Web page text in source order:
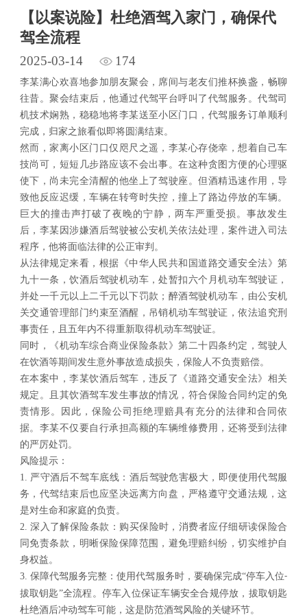
【以案说险】杜绝酒驾入家门，确保代
驾全流程
2025-03-14 174
李某满心欢喜地参加朋友聚会，席间与老友们推杯换盏，畅聊
往昔。聚会结束后，他通过代驾平台呼叫了代驾服务。代驾司
机技术娴熟，稳稳地将李某送至小区门口，代驾服务订单顺利
完成，归家之旅看似即将圆满结束。
然而，家离小区门口仅咫尺之遥，李某心存侥幸，想着自己车
技尚可，短短几步路应该不会出事。在这种贪图方便的心理驱
使下，尚未完全清醒的他坐上了驾驶座。但酒精迅速作用，导
致他反应迟缓，车辆在转弯时失控，撞上了路边停放的车辆。
巨大的撞击声打破了夜晚的宁静，两车严重受损。事故发生
后，李某因涉嫌酒后驾驶被公安机关依法处理，案件进入司法
程序，他将面临法律的公正审判。
从法律规定来看，根据《中华人民共和国道路交通安全法》第
九十一条，饮酒后驾驶机动车，处暂扣六个月机动车驾驶证，
并处一千元以上二千元以下罚款；醉酒驾驶机动车，由公安机
关交通管理部门约束至酒醒，吊销机动车驾驶证，依法追究刑
事责任，且五年内不得重新取得机动车驾驶证。
同时，《机动车综合商业保险条款》第二十四条约定，驾驶人
在饮酒等期间发生意外事故造成损失，保险人不负责赔偿。
在本案中，李某饮酒后驾车，违反了《道路交通安全法》相关
规定。且其饮酒驾车发生事故的情况，符合保险合同约定的免
责情形。因此，保险公司拒绝理赔具有充分的法律和合同依
据。李某不仅要自行承担高额的车辆维修费用，还将受到法律
的严厉处罚。
风险提示：
1. 严守酒后不驾车底线：酒后驾驶危害极大，即便使用代驾服
务，代驾结束后也应坚决远离方向盘，严格遵守交通法规，这
是对生命和家庭的负责。
2.深入了解保险条款：购买保险时，消费者应仔细研读保险合
同免责条款，明晰保险保障范围，避免理赔纠纷，切实维护自
身权益。
3. 保障代驾服务完整：使用代驾服务时，要确保完成“停车入位-
拔取钥匙”全流程。停车入位保证车辆安全合规停放，拔取钥匙
杜绝酒后冲动驾车可能，这是防范酒驾风险的关键环节。